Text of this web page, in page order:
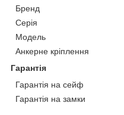
Бренд
Серія
Модель
Анкерне кріплення
Гарантія
Гарантія на сейф
Гарантія на замки